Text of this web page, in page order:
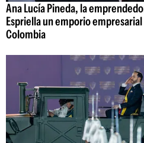
Ana Lucía Pineda, la
Espriella un emporio
Colombia